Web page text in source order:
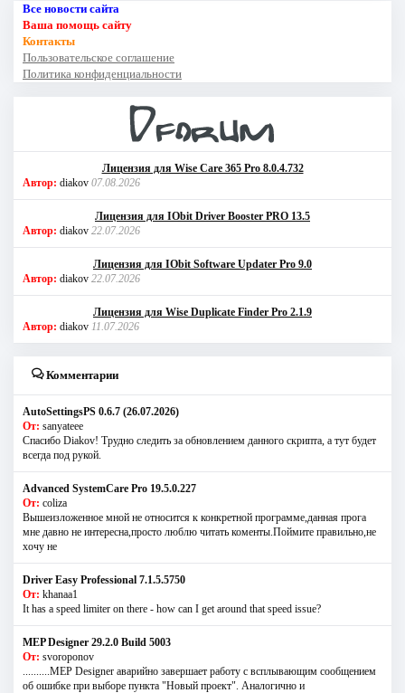
Все новости сайта
Ваша помощь сайту
Контакты
Пользовательское соглашение
Политика конфиденциальности
Лицензия для Wise Care 365 Pro 8.0.4.732
Автор: diakov 07.08.2026
Лицензия для IObit Driver Booster PRO 13.5
Автор: diakov 22.07.2026
Лицензия для IObit Software Updater Pro 9.0
Автор: diakov 22.07.2026
Лицензия для Wise Duplicate Finder Pro 2.1.9
Автор: diakov 11.07.2026
Комментарии
AutoSettingsPS 0.6.7 (26.07.2026)
От: sanyateee
Спасибо Diakov! Трудно следить за обновлением данного скрипта, а тут будет
всегда под рукой.
Advanced SystemCare Pro 19.5.0.227
От: coliza
Вышеизложенное мной не относится к конкретной программе,данная прога
мне давно не интересна,просто люблю читать коменты.Поймите правильно,не
хочу не
Driver Easy Professional 7.1.5.5750
От: khanaa1
It has a speed limiter on there - how can I get around that speed issue?
MEP Designer 29.2.0 Build 5003
От: svoroponov
..........MEP Designer аварийно завершает работу с всплывающим сообщением
об ошибке при выборе пункта "Новый проект". Аналогично и